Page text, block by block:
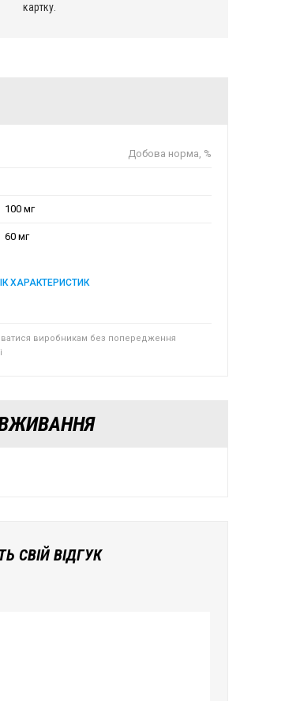
картку.
Добова норма, %
100 мг
60 мг
ХАРАКТЕРИСТИК
виробникам без попередження
СВІЙ ВІДГУК